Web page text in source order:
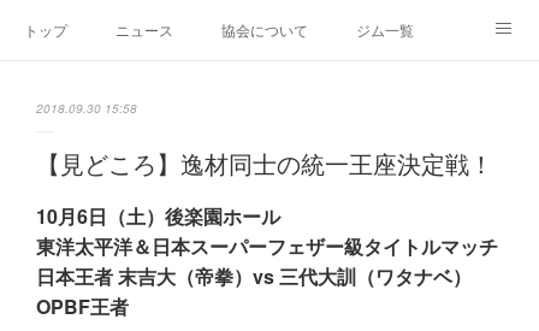
トップ ニュース 協会について ジム一覧
2018.09.30 15:58
【見どころ】逸材同士の統一王座決定戦！
10月6日（土）後楽園ホール
東洋太平洋＆日本スーパーフェザー級タイトルマッチ
日本王者 末吉大（帝拳）vs 三代大訓（ワタナベ）
OPBF王者